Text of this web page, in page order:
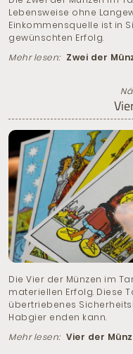
Lebensweise ohne
Einkommensquelle ist in
gewünschten Erfolg.
Mehr lesen: Zwei der
Die Vier der Münzen im
materiellen Erfolg. Diese
übertriebenes
Habgier enden kann.
Mehr lesen: Vier der